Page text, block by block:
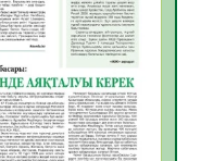
34
қабылдау
38